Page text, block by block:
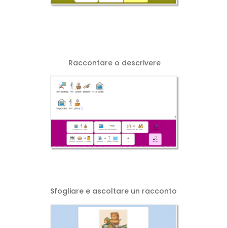
Raccontare o descrivere
Sfogliare e ascoltare un racconto